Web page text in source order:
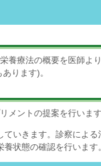
養療法の概要を医師よ
ります)。
メントの提案を行います
ていきます。診察による
状態の確認を行います